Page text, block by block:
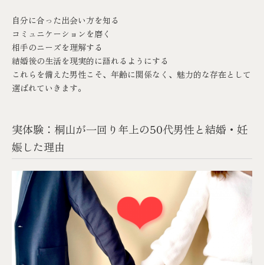
自分に合った出会い方を知る
コミュニケーションを磨く
相手のニーズを理解する
結婚後の生活を現実的に語れるようにする
これらを備えた男性こそ、年齢に関係なく、魅力的な存在として
選ばれていきます。
実体験：桐山が一回り年上の50代男性と結婚・妊
娠した理由